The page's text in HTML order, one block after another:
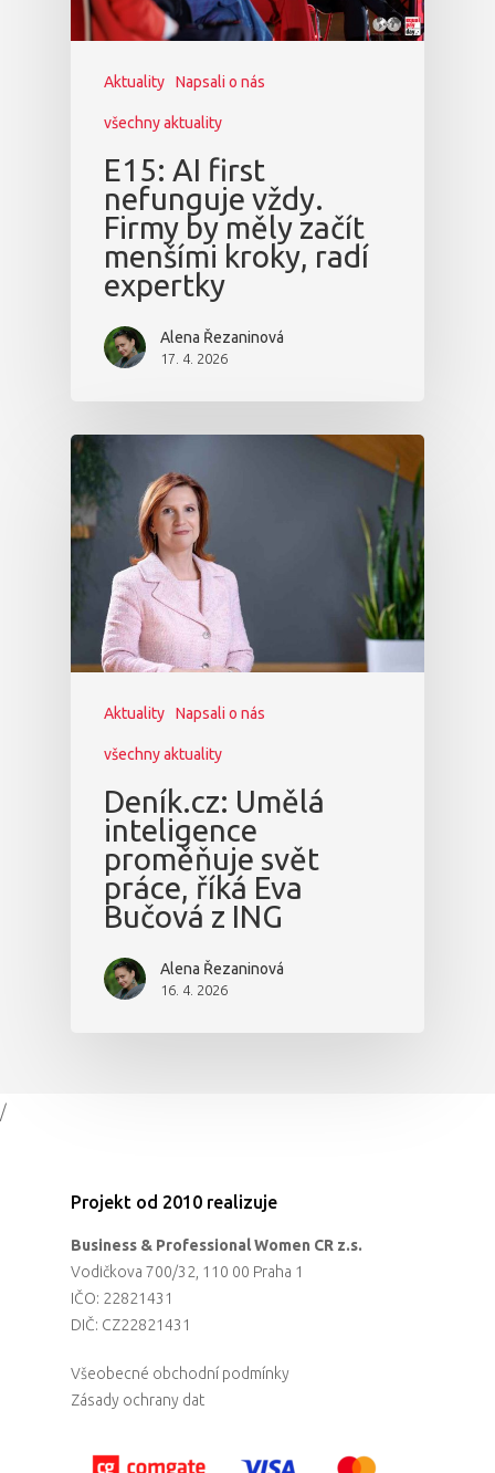
Aktuality Napsali o nás
všechny aktuality
E15: AI first
nefunguje vždy.
Firmy by měly začít
menšími kroky, radí
expertky
Alena Řezaninová
17. 4. 2026
Aktuality Napsali o nás
všechny aktuality
Deník.cz: Umělá
inteligence
proměňuje svět
práce, říká Eva
Bučová z ING
Alena Řezaninová
16. 4. 2026
/
Projekt od 2010 realizuje
Business & Professional Women CR z.s.
Vodičkova 700/32, 110 00 Praha 1
IČO: 22821431
DIČ: CZ22821431
Všeobecné obchodní podmínky
Zásady ochrany dat